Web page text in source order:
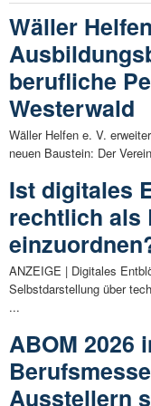
Wäller
berufliche
Westerwald
Wäller Helfen e. V.
neuen Baustein: Der
Ist digitales
rechtlich als
ANZEIGE | Digitales
Selbstdarstellung über
...
ABOM 2026
Ausstellern